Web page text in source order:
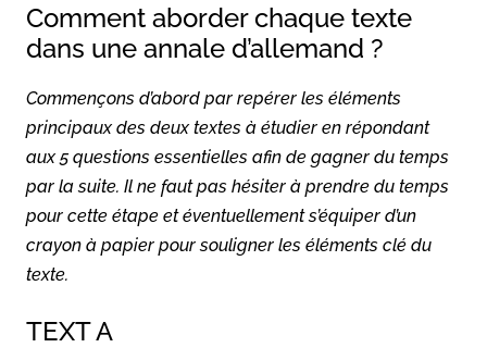
Comment aborder chaque texte
dans une annale d’allemand ?
Commençons d’abord par repérer les éléments
principaux des deux textes à étudier en répondant
aux 5 questions essentielles afin de gagner du temps
par la suite. Il ne faut pas hésiter à prendre du temps
pour cette étape et éventuellement s’équiper d’un
crayon à papier pour souligner les éléments clé du
texte.
TEXT A